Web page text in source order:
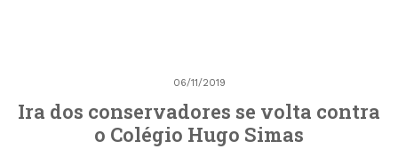
06/11/2019
Ira dos conservadores se volta contra
o Colégio Hugo Simas